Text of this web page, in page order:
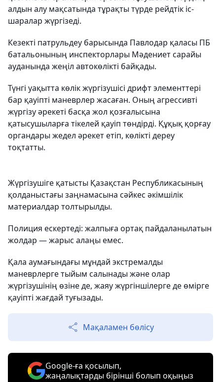
алдын алу мақсатында тұрақты түрде рейдтік іс-
шаралар жүргізеді.
Кезекті патрульдеу барысында Павлодар қаласы ПБ
батальонының инспекторлары Мәдениет сарайы
ауданында жеңіл автокөлікті байқады.
Түнгі уақытта көлік жүргізушісі дрифт элементтері
бар қауіпті маневрлер жасаған. Оның агрессивті
жүргізу әрекеті басқа жол қозғалысына
қатысушыларға тікелей қауіп төндірді. Құқық қорғау
органдары жедел әрекет етіп, көлікті дереу
тоқтатты.
Жүргізушіге қатысты Қазақстан Республикасының
қолданыстағы заңнамасына сәйкес әкімшілік
материалдар толтырылды.
Полиция ескертеді: жалпыға ортақ пайдаланылатын
жолдар — жарыс алаңы емес.
Қала аумағындағы мұндай экстремалды
маневрлерге тыйым салынады және олар
жүргізушінің өзіне де, жаяу жүргіншілерге де өмірге
қауіпті жағдай туғызады.
Мақаламен бөлісу
Google-ға қосылып,
жаңалықтарды бірінші болып оқыңыз